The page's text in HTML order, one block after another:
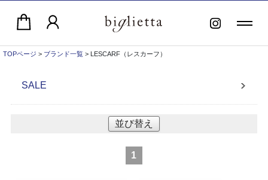
TOPページ > ブランド一覧 > LESCARF（レスカーフ）
SALE
並び替え
1